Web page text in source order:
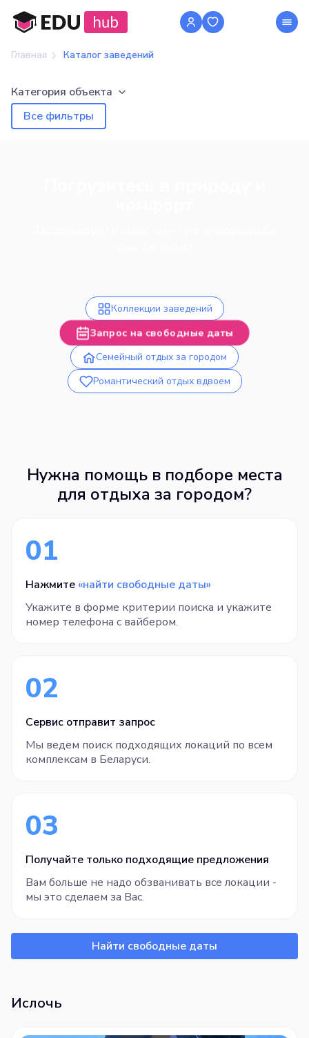
Главная Каталог заведений
Категория объекта
Все фильтры
Коллекции заведений
Запрос на свободные даты
Семейный отдых за городом
Романтический отдых вдвоем
Нужна помощь в подборе места
для отдыха за городом?
01
Нажмите «найти свободные даты»
Укажите в форме критерии поиска и укажите
номер телефона с вайбером.
02
Сервис отправит запрос
Мы ведем поиск подходящих локаций по всем
комплексам в Беларуси.
03
Получайте только подходящие предложения
Вам больше не надо обзванивать все локации -
мы это сделаем за Вас.
Найти свободные даты
Ислочь